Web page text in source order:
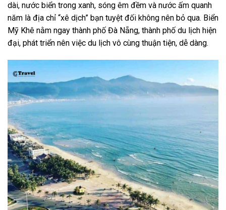
dài, nước biển trong xanh, sóng êm đềm và nước ấm quanh
năm là địa chỉ “xê dịch” bạn tuyệt đối không nên bỏ qua. Biển
Mỹ Khê nằm ngay thành phố Đà Nẵng, thành phố du lịch hiện
đại, phát triển nên việc du lịch vô cùng thuận tiện, dễ dàng.